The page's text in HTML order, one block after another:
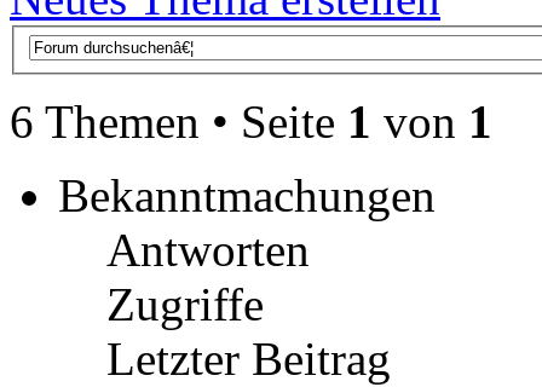
6 Themen • Seite 1 von 1
Bekanntmachungen
Antworten
Zugriffe
Letzter Beitrag